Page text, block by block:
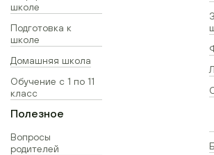
школе
Подготовка к
школе
Домашняя школа
Обучение с 1 по 11
класс
Полезное
Вопросы
родителей